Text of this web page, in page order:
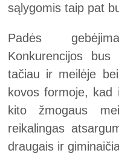
sąlygomis taip pat
Padės
Konkurencijos
tačiau ir meilėje
kovos formoje, kad
kito žmogaus
reikalingas
draugais ir